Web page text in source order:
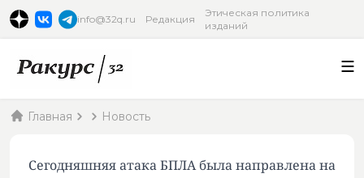
info@32q.ru Редакция
Этическая политика
изданий
Главная Новость
Сегодняшняя атака БПЛА была направлена на